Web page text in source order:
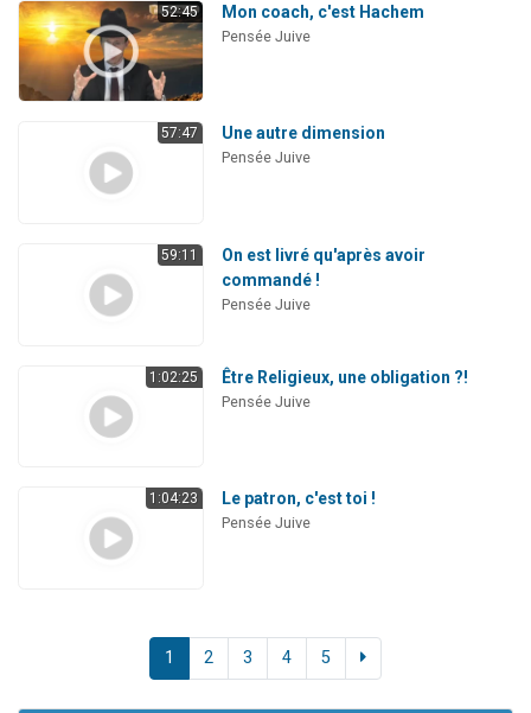
52:45 Mon coach, c'est Hachem
Pensée Juive
57:47 Une autre dimension
Pensée Juive
59:11
On est livré qu'après avoir
commandé !
Pensée Juive
1:02:25 Être Religieux, une obligation ?!
Pensée Juive
1:04:23 Le patron, c'est toi !
Pensée Juive
1 2 3 4 5